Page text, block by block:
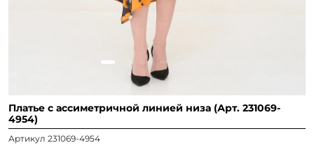
Платье с ассиметричной линией низа (Арт. 231069-
4954)
Артикул 231069-4954